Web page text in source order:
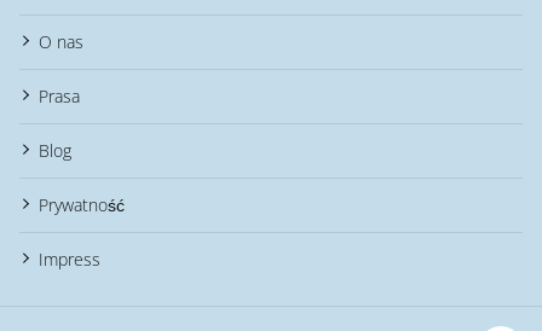
O nas
Prasa
Blog
Prywatność
Impress